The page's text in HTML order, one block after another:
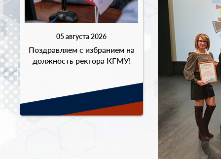
05 августа 2026
Поздравляем с избранием на
должность ректора КГМУ!